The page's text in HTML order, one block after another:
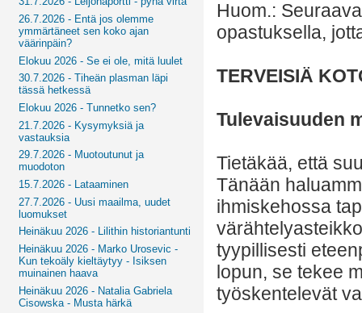
26.7.2026 - Entä jos olemme
ymmärtäneet sen koko ajan
väärinpäin?
Elokuu 2026 - Se ei ole, mitä luulet
30.7.2026 - Tiheän plasman läpi
tässä hetkessä
Elokuu 2026 - Tunnetko sen?
21.7.2026 - Kysymyksiä ja
vastauksia
29.7.2026 - Muotoutunut ja
muodoton
15.7.2026 - Lataaminen
27.7.2026 - Uusi maailma, uudet
luomukset
Heinäkuu 2026 - Lilithin historiantunti
Heinäkuu 2026 - Marko Urosevic -
Kun tekoäly kieltäytyy - Isiksen
muinainen haava
Heinäkuu 2026 - Natalia Gabriela
Cisowska - Musta härkä
Huom.:
opastuksella,
TERVEISIÄ
Tulevaisuuden
Tietäkää, että
Tänään
ihmiskehossa
tyypillisesti
lopun, se tekee
työskentelevät